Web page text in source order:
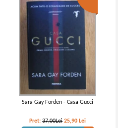
Sara Gay Forden - Casa Gucci
Pret:37,00Lei 25,90 Lei